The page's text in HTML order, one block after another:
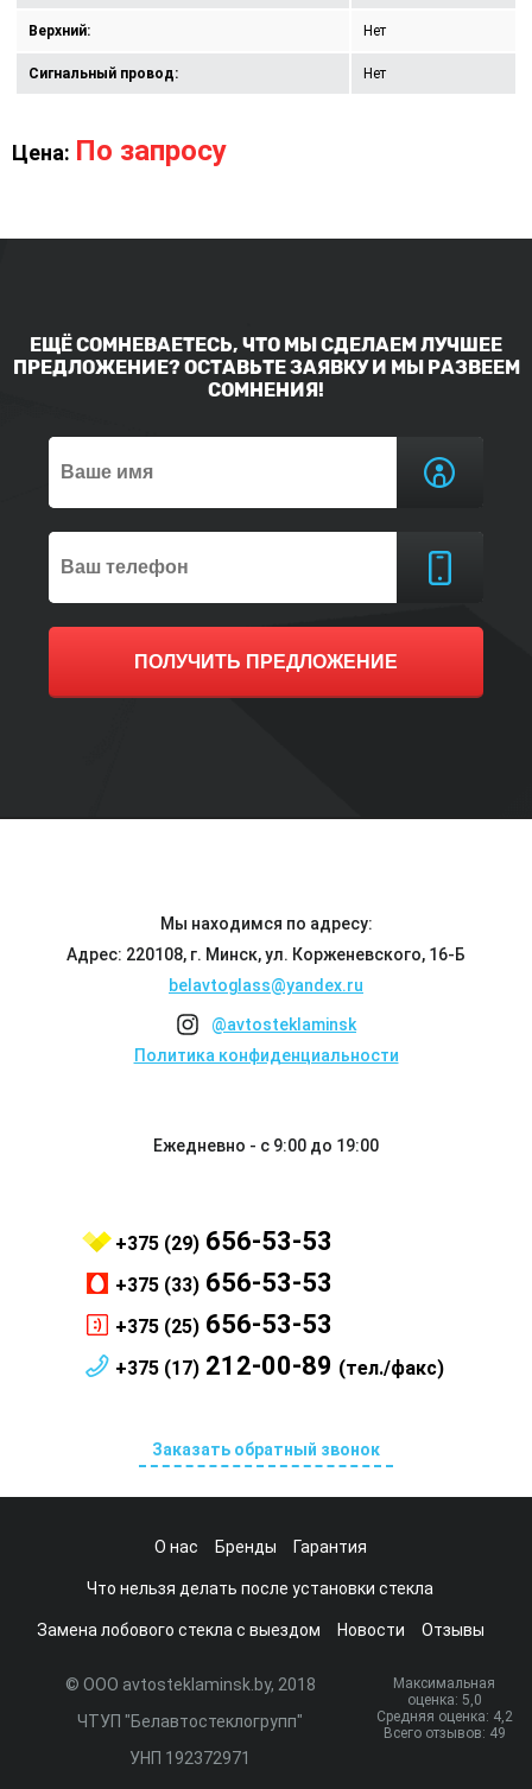
Верхний: Нет
Сигнальный провод: Нет
Цена: По запросу
ЕЩЁ СОМНЕВАЕТЕСЬ, ЧТО МЫ СДЕЛАЕМ ЛУЧШЕЕ
ПРЕДЛОЖЕНИЕ? ОСТАВЬТЕ ЗАЯВКУ И МЫ РАЗВЕЕМ
СОМНЕНИЯ!
ПОЛУЧИТЬ ПРЕДЛОЖЕНИЕ
Мы находимся по адресу:
Адрес: 220108, г. Минск, ул. Корженевского, 16-Б
belavtoglass@yandex.ru
@avtosteklaminsk
Политика конфиденциальности
Ежедневно - с 9:00 до 19:00
+375 (29) 656-53-53
+375 (33) 656-53-53
+375 (25) 656-53-53
+375 (17) 212-00-89 (тел./факс)
Заказать обратный звонок
О нас Бренды Гарантия
Что нельзя делать после установки стекла
Замена лобового стекла с выездом Новости Отзывы
© ООО avtosteklaminsk.by, 2018
ЧТУП "Белавтостеклогрупп"
УНП 192372971
Максимальная
оценка: 5,0
Средняя оценка: 4,2
Всего отзывов: 49